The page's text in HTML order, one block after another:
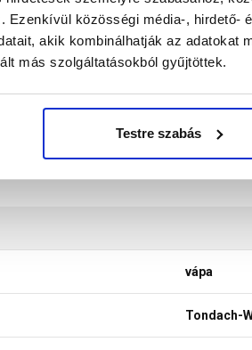
Ezenkívül közösségi média-, hirdető-
akik kombinálhatják az adatokat
más szolgáltatásokból gyűjtöttek.
Testre szabás
esetben nem tükrözik 100%-
vápa
Tondach-